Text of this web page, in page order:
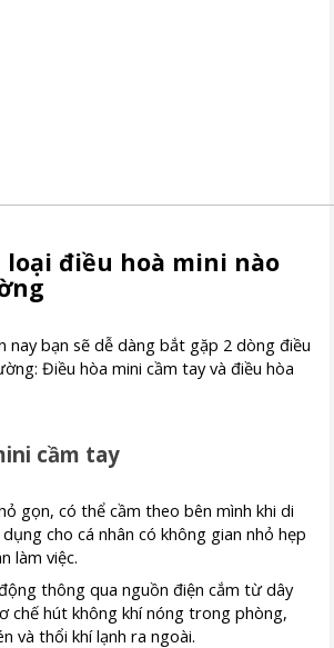
loại điều hoà mini nào
bạn sẽ dễ dàng bắt gặp 2 dòng điều
Điều hòa mini cầm tay và điều hòa
cầm tay
gọn, có thể cầm theo bên mình khi di
cho cá nhân có không gian nhỏ hẹp
làm việc.
thông qua nguồn điện cắm từ dây
chế hút không khí nóng trong phòng,
và thổi khí lạnh ra ngoài.